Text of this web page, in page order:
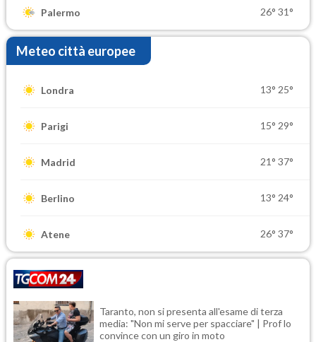
Palermo 26° 31°
Meteo città europee
Londra 13° 25°
Parigi 15° 29°
Madrid 21° 37°
Berlino 13° 24°
Atene 26° 37°
Taranto, non si presenta all'esame di terza
media: "Non mi serve per spacciare" | Prof lo
convince con un giro in moto